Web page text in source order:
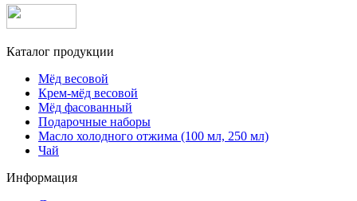
Каталог продукции
Мёд весовой
Крем-мёд весовой
Мёд фасованный
Подарочные наборы
Масло холодного отжима (100 мл, 250 мл)
Чай
Информация